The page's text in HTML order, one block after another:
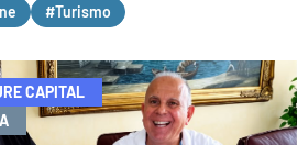
#Turismo
CAPITAL